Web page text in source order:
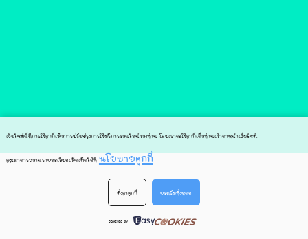
เว็บไซต์นี้มีการใช้คุกกี้เพื่อการปรับปรุงการใช้บริการออนไลน์ของท่าน โดยเราจะใช้คุกกี้เมื่อท่านเข้ามาหน้าเว็บไซต์.
คุณสามารถอ่านรายละเอียดเพิ่มเติมได้ที่ นโยบายคุกกี้
ตั้งค่าคุกกี้ ยอมรับทั้งหมด
powered by